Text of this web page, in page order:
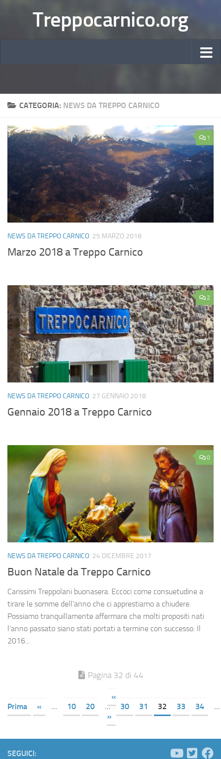
Treppocarnico.org
CATEGORIA: NEWS DA TREPPO CARNICO
1
NEWS DA TREPPO CARNICO 25 MARZO 2018
Marzo 2018 a Treppo Carnico
2
NEWS DA TREPPO CARNICO 27 GENNAIO 2018
Gennaio 2018 a Treppo Carnico
0
NEWS DA TREPPO CARNICO 24 DICEMBRE 2017
Buon Natale da Treppo Carnico
Carissimi Treppolani buonasera. Eccoci come consuetudine a
tirare le somme dell’anno che ci apprestiamo a chiudere.
Possiamo tranquillamente affermare che molti propositi nati
l’anno passato siano stati portati a termine con successo. Il
2016...
Pagina 32 di 44
«
Prima
« ... 10 20 ... 30 31 32 33 34
...
»
SEGUICI: